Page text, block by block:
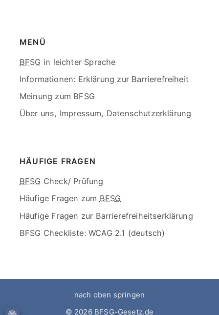
MENÜ
Skip
menu
BFSG in leichter Sprache
Informationen: Erklärung zur Barrierefreiheit
Meinung zum BFSG
Über uns, Impressum, Datenschutzerklärung
HÄUFIGE FRAGEN
Skip
menu
BFSG Check/ Prüfung
Häufige Fragen zum BFSG
Häufige Fragen zur Barrierefreiheitserklärung
BFSG Checkliste: WCAG 2.1 (deutsch)
nach oben springen
© 2026 BFSG-Gesetz.de